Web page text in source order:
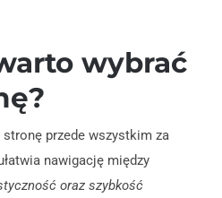
wybrać
przede wszystkim za
nawigację między
oraz szybkość